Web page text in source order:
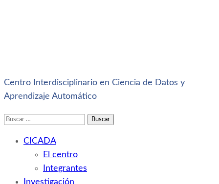
Centro Interdisciplinario en Ciencia de Datos y
Aprendizaje Automático
Buscar:
CICADA
El centro
Integrantes
Investigación